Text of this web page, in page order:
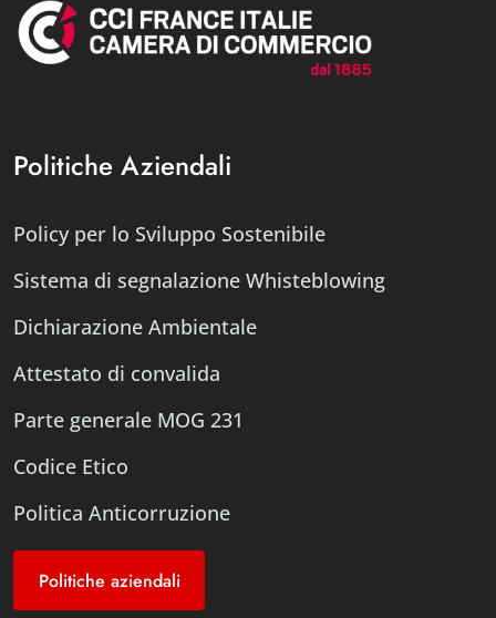
Politiche Aziendali
Policy per lo Sviluppo Sostenibile
Sistema di segnalazione Whisteblowing
Dichiarazione Ambientale
Attestato di convalida
Parte generale MOG 231
Codice Etico
Politica Anticorruzione
Politiche aziendali